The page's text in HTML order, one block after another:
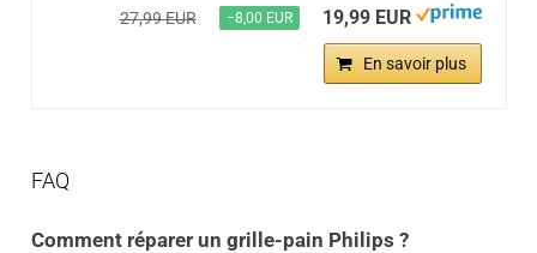
27,99 EUR −8,00 EUR 19,99 EUR
En savoir plus
FAQ
Comment réparer un grille-pain Philips ?